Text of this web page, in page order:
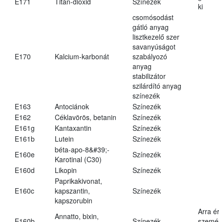
ki
E170 Kalcium-karbonát
csomósodást
gátló anyag
lisztkezelő szer
savanyúságot
szabályozó
anyag
stabilizátor
szilárdító anyag
színezék
E163
Antociánok
Színezék
E162
Céklavörös, betanin
Színezék
E161g
Kantaxantin
Színezék
E161b
Lutein
Színezék
E160e
béta-apo-8&#39;-
Karotinal (C30)
Színezék
E160d
Likopin Színezék
E160c
Paprikakivonat,
kapszantin,
kapszorubin
Színezék
Annatto, bixin,
Arra